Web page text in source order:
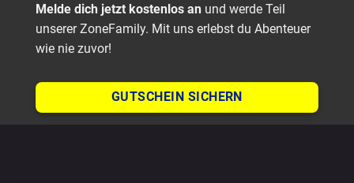
Melde dich jetzt kostenlos an und werde Teil
unserer ZoneFamily. Mit uns erlebst du Abenteuer
wie nie zuvor!
GUTSCHEIN SICHERN